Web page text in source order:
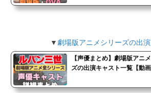
▼ 劇場版アニメシリーズの出
【声優まとめ】劇場版アニ
ズの出演キャスト一覧【動画